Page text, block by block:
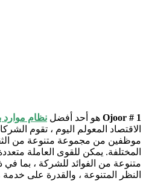
Ojoor # 1 هو أحد أفضل نظام
الاقتصاد المعولم اليوم ، تقوم
موظفين من مجموعة متنوعة من
المختلفة. يمكن للقوى العاملة
متنوعة من الفوائد للشركة ، بما في
النظر المتنوعة ، والقدرة على